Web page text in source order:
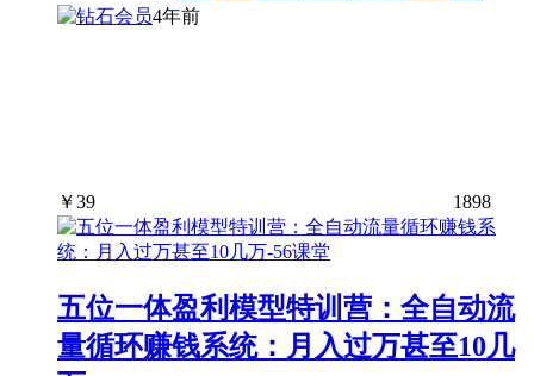
4年前
￥39 1898
五位一体盈利模型特训营：全自动流
量循环赚钱系统：月入过万甚至10几